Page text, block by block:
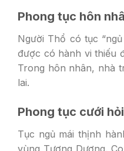
Phong tục hôn
Người Thổ có tục
được có hành vi thiếu
Trong hôn nhân, nhà
lai.
Phong tục cưới hỏi
Tục ngủ mái thịnh
vùng Tương Dương,